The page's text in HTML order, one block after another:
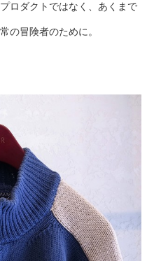
ロダクトではなく、あくまで
の冒険者のために。